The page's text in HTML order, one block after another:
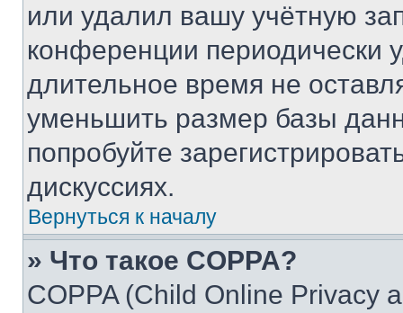
или удалил вашу учётную
конференции периодически
длительное время не
уменьшить размер базы
попробуйте
дискуссиях.
Вернуться к началу
» Что такое COPPA?
COPPA (Child Online Privacy